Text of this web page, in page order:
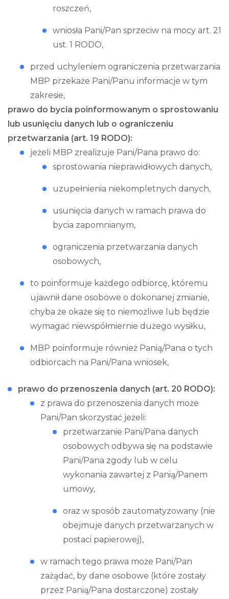
roszczeń,
wniosła Pani/Pan sprzeciw na mocy art. 21
ust. 1 RODO,
przed uchyleniem ograniczenia przetwarzania
MBP przekaże Pani/Panu informacje w tym
zakresie,
prawo do bycia poinformowanym o sprostowaniu
lub usunięciu danych lub o ograniczeniu
przetwarzania (art. 19 RODO):
jeżeli MBP zrealizuje Pani/Pana prawo do:
sprostowania nieprawidłowych danych,
uzupełnienia niekompletnych danych,
usunięcia danych w ramach prawa do
bycia zapomnianym,
ograniczenia przetwarzania danych
osobowych,
to poinformuje każdego odbiorcę, któremu
ujawnił dane osobowe o dokonanej zmianie,
chyba że okaże się to niemożliwe lub będzie
wymagać niewspółmiernie dużego wysiłku,
MBP poinformuje również Panią/Pana o tych
odbiorcach na Pani/Pana wniosek,
prawo do przenoszenia danych (art. 20 RODO):
z prawa do przenoszenia danych może
Pani/Pan skorzystać jeżeli:
przetwarzanie Pani/Pana danych
osobowych odbywa się na podstawie
Pani/Pana zgody lub w celu
wykonania zawartej z Panią/Panem
umowy,
oraz w sposób zautomatyzowany (nie
obejmuje danych przetwarzanych w
postaci papierowej),
w ramach tego prawa może Pani/Pan
zażądać, by dane osobowe (które zostały
przez Panią/Pana dostarczone) zostały